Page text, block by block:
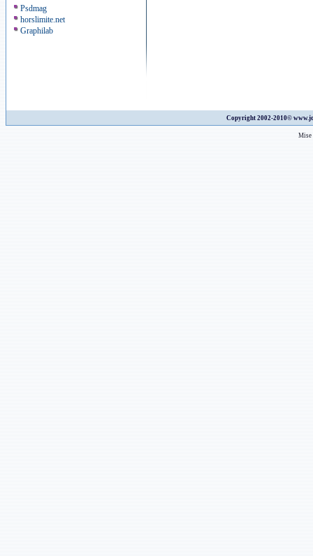
Psdmag
horslimite.net
Graphilab
Copyright 2002-2010©
Mise